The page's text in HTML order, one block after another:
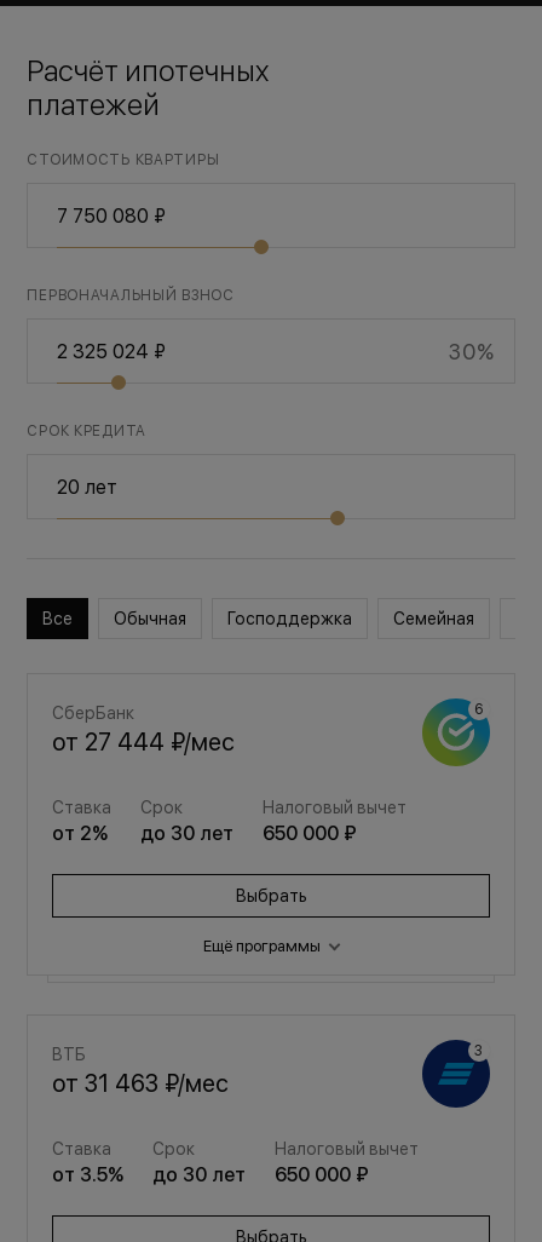
Расчёт ипотечных
платежей
СТОИМОСТЬ КВАРТИРЫ
ПЕРВОНАЧАЛЬНЫЙ ВЗНОС
30%
СРОК КРЕДИТА
Все Обычная Господдержка Семейная
СберБанк
от 27 444 ₽/мес
Ставка
от 2%
Срок
до 30 лет
Налоговый вычет
650 000 ₽
Выбрать
Ещё программы
от36 749 ₽ /мес
от3.5% до30 650 000 ₽
Выбрать
ВТБ
от31 463 ₽/мес
Ставка
от 3.5%
Срок
до 30 лет
Налоговый вычет
650 000 ₽
Выбрать